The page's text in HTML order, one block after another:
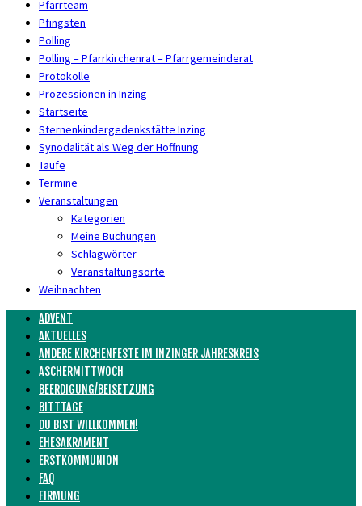
Pfarrteam
Pfingsten
Polling
Polling – Pfarrkirchenrat – Pfarrgemeinderat
Protokolle
Prozessionen in Inzing
Startseite
Sternenkindergedenkstätte Inzing
Synodalität als Weg der Hoffnung
Taufe
Termine
Veranstaltungen
Kategorien
Meine Buchungen
Schlagwörter
Veranstaltungsorte
Weihnachten
ADVENT
AKTUELLES
ANDERE KIRCHENFESTE IM INZINGER JAHRESKREIS
ASCHERMITTWOCH
BEERDIGUNG/BEISETZUNG
BITTTAGE
DU BIST WILLKOMMEN!
EHESAKRAMENT
ERSTKOMMUNION
FAQ
FIRMUNG